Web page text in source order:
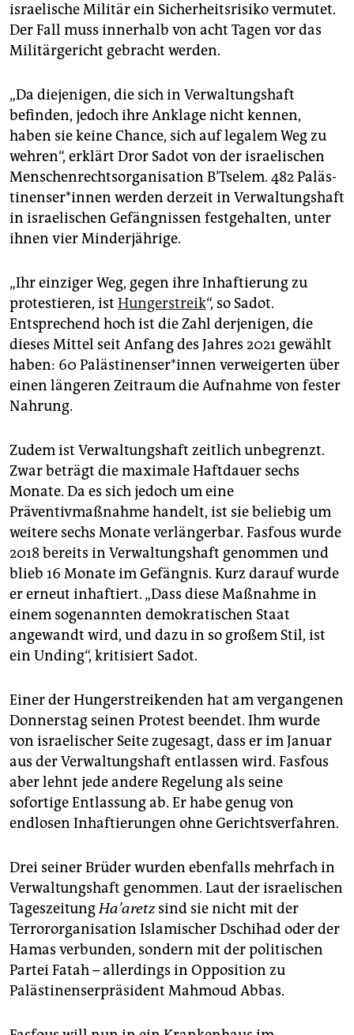
israelische Militär ein Sicherheitsrisiko vermutet.
Der Fall muss innerhalb von acht Tagen vor das
Militärgericht gebracht werden.
„Da diejenigen, die sich in Verwaltungshaft
befinden, jedoch ihre Anklage nicht kennen,
haben sie keine Chance, sich auf legalem Weg zu
wehren“, erklärt Dror Sadot von der israelischen
Menschenrechtsorganisation B’Tselem. 482 Pa­läs­
ti­nen­se­r*in­nen werden derzeit in Verwaltungshaft
in israelischen Gefängnissen festgehalten, unter
ihnen vier Minderjährige.
„Ihr einziger Weg, gegen ihre Inhaftierung zu
protestieren, ist Hungerstreik“, so Sadot.
Entsprechend hoch ist die Zahl derjenigen, die
dieses Mittel seit Anfang des Jahres 2021 gewählt
haben: 60 Pa­läs­ti­nen­se­r*in­nen verweigerten über
einen längeren Zeitraum die Aufnahme von fester
Nahrung.
Zudem ist Verwaltungshaft zeitlich unbegrenzt.
Zwar beträgt die maximale Haftdauer sechs
Monate. Da es sich jedoch um eine
Präventivmaßnahme handelt, ist sie beliebig um
weitere sechs Monate verlängerbar. Fasfous wurde
2018 bereits in Verwaltungshaft genommen und
blieb 16 Monate im Gefängnis. Kurz darauf wurde
er erneut inhaftiert. „Dass diese Maßnahme in
einem sogenannten demokratischen Staat
angewandt wird, und dazu in so großem Stil, ist
ein Unding“, kritisiert Sadot.
Einer der Hungerstreikenden hat am vergangenen
Donnerstag seinen Protest beendet. Ihm wurde
von israelischer Seite zugesagt, dass er im Januar
aus der Verwaltungshaft entlassen wird. Fasfous
aber lehnt jede andere Regelung als seine
sofortige Entlassung ab. Er habe genug von
endlosen Inhaftierungen ohne Gerichtsverfahren.
Drei seiner Brüder wurden ebenfalls mehrfach in
Verwaltungshaft genommen. Laut der israelischen
TageszeitungHa’aretzsind sie nicht mit der
Terrororganisation Islamischer Dschihad oder der
Hamas verbunden, sondern mit der politischen
Partei Fatah – allerdings in Opposition zu
Palästinenserpräsident Mahmoud Abbas.